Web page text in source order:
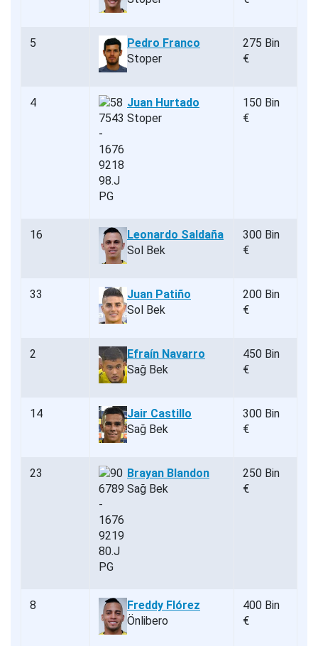
5
Pedro Franco
Stoper
275 Bin
€
4
Juan Hurtado
Stoper
150 Bin
€
16
Leonardo Saldaña
Sol Bek
300 Bin
€
33
Juan Patiño
Sol Bek
200 Bin
€
2
Efraín Navarro
Sağ Bek
450 Bin
€
14
Jair Castillo
Sağ Bek
300 Bin
€
23
Brayan Blandon
Sağ Bek
250 Bin
€
8
Freddy Flórez
Önlibero
400 Bin
€